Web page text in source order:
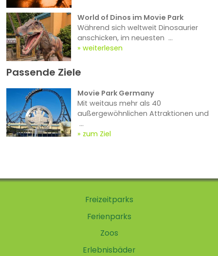
World of Dinos im Movie Park
Während sich weltweit Dinosaurier
anschicken, im neuesten ...
weiterlesen
Passende Ziele
Movie Park Germany
Mit weitaus mehr als 40
außergewöhnlichen Attraktionen und
...
zum Ziel
Freizeitparks
Ferienparks
Zoos
Erlebnisbäder